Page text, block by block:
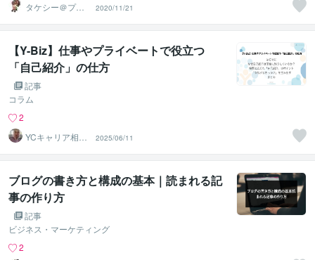
タケシー＠プロ
ブロガー
2020/11/21
【Y-Biz】仕事やプライベートで役立つ
「自己紹介」の仕方
記事
コラム
2
YCキャリア相談
2025/06/11
ブログの書き方と構成の基本｜読まれる記
事の作り方
記事
ビジネス・マーケティング
2